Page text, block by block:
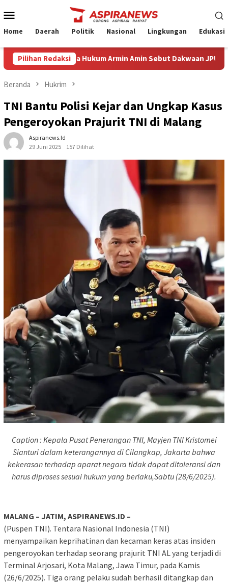
ke
Mobile
Home Daerah Politik Nasional Lingkungan Edukasi
Pilihan Redaksi
Eksepsi Kuasa Hukum Armin Amin Sebut Dakwaan JPU Cacat
Beranda Hukrim
TNI Bantu Polisi Kejar dan Ungkap Kasus
Pengeroyokan Prajurit TNI di Malang
Aspiranews.id
29 Juni 2025
157 Dilihat
Caption : Kepala Pusat Penerangan TNI, Mayjen TNI Kristomei
Sianturi dalam keterangannya di Cilangkap, Jakarta bahwa
kekerasan terhadap aparat negara tidak dapat ditoleransi dan
harus diproses sesuai hukum yang berlaku,Sabtu (28/6/2025).
MALANG – JATIM, ASPIRANEWS.ID –
(Puspen TNI). Tentara Nasional Indonesia (TNI)
menyampaikan keprihatinan dan kecaman keras atas insiden
pengeroyokan terhadap seorang prajurit TNI AL yang terjadi di
Terminal Arjosari, Kota Malang, Jawa Timur, pada Kamis
(26/6/2025). Tiga orang pelaku sudah berhasil ditangkap dan